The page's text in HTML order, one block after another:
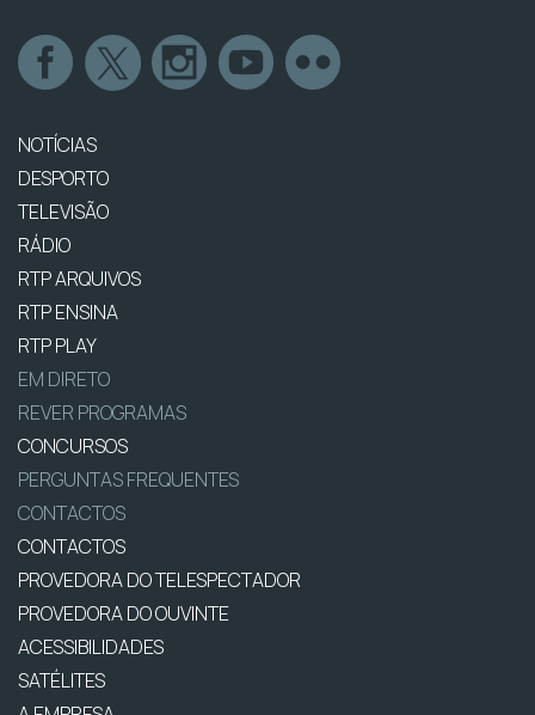
NOTÍCIAS
DESPORTO
TELEVISÃO
RÁDIO
RTP ARQUIVOS
RTP ENSINA
RTP PLAY
EM DIRETO
REVER PROGRAMAS
CONCURSOS
PERGUNTAS FREQUENTES
CONTACTOS
CONTACTOS
PROVEDORA DO TELESPECTADOR
PROVEDORA DO OUVINTE
ACESSIBILIDADES
SATÉLITES